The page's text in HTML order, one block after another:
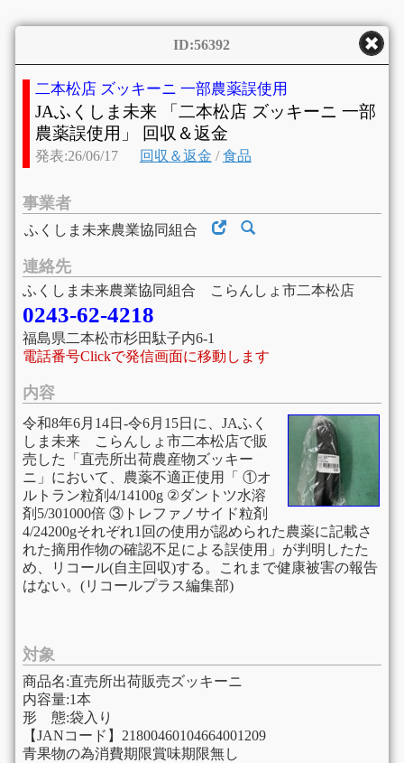
ID:56392
二本松店 ズッキーニ 一部農薬誤使用
JAふくしま未来 「二本松店 ズッキーニ 一部
農薬誤使用」 回収＆返金
発表:26/06/17 回収＆返金 /食品
事業者
ふくしま未来農業協同組合
連絡先
ふくしま未来農業協同組合 こらんしょ市二本松店
0243-62-4218
福島県二本松市杉田駄子内6-1
電話番号Clickで発信画面に移動します
内容
令和8年6月14日-令6月15日に、JAふく
しま未来 こらんしょ市二本松店で販
売した「直売所出荷農産物ズッキー
ニ」において、農薬不適正使用「 ①オ
ルトラン粒剤4/14100g ②ダントツ水溶
剤5/301000倍 ③トレファノサイド粒剤
4/24200gそれぞれ1回の使用が認められた農薬に記載さ
れた摘用作物の確認不足による誤使用」が判明したた
め、リコール(自主回収)する。これまで健康被害の報告
はない。(リコールプラス編集部)
対象
商品名:直売所出荷販売ズッキーニ
内容量:1本
形 態:袋入り
【JANコード】21800460104664001209
青果物の為消費期限賞味期限無し